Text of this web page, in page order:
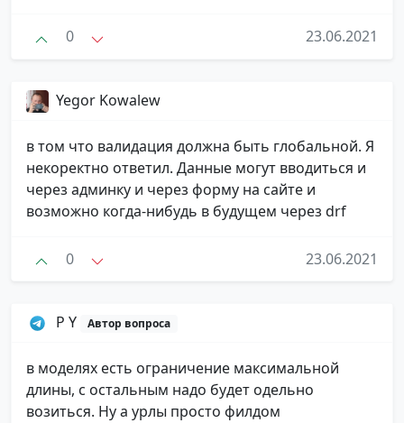
0 23.06.2021
Yegor Kowalew
в том что валидация должна быть глобальной. Я
некоректно ответил. Данные могут вводиться и
через админку и через форму на сайте и
возможно когда-нибудь в будущем через drf
0 23.06.2021
P Y Автор вопроса
в моделях есть ограничение максимальной
длины, с остальным надо будет одельно
возиться. Ну а урлы просто филдом